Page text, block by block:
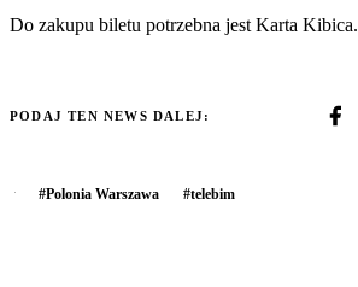
Do zakupu biletu potrzebna jest Karta Kibica.
PODAJ TEN NEWS DALEJ:
#Polonia Warszawa #telebim